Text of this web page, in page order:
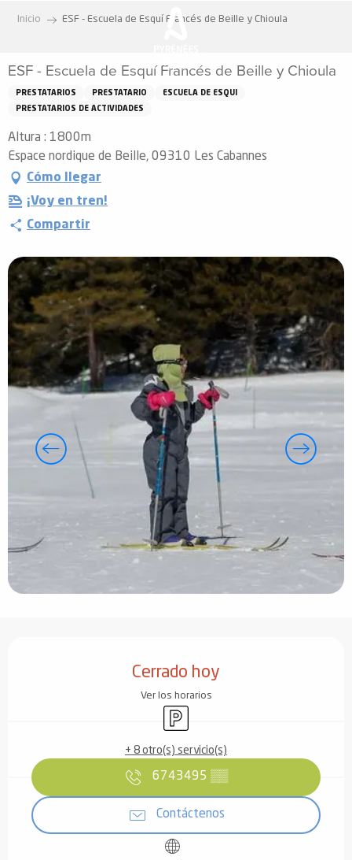
principal
Inicio ESF - Escuela de Esquí Francés de Beille y Chioula
ESF - Escuela de Esquí Francés de Beille y Chioula
PRESTATARIOS PRESTATARIO
ESCUELA DE ESQUI
PRESTATARIOS DE ACTIVIDADES
Altura : 1800m
Espace nordique de Beille, 09310 Les Cabannes
Cómo llegar
¡Voy en tren!
Compartir
Cerrado hoy
Ver los horarios
Aparcamiento
+ 8 otro(s) servicio(s)
6743495 ▒▒
Contáctenos